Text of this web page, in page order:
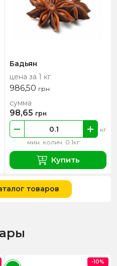
Бадьян
цена за 1 кг
986,50 грн
мин. колич. 0.1кг
кг
сумма
98,65 грн
Купить
товаров
-10%